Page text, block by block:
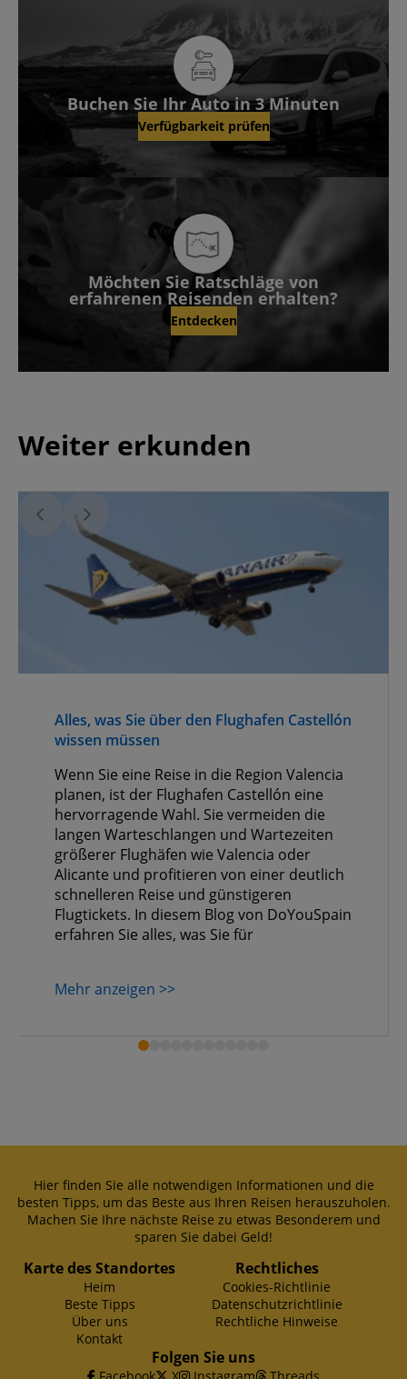
Buchen Sie Ihr Auto in 3 Minuten
Verfügbarkeit prüfen
Möchten Sie Ratschläge von
erfahrenen Reisenden erhalten?
Entdecken
Weiter erkunden
Alles, was Sie über den Flughafen Castellón
wissen müssen
Wenn Sie eine Reise in die Region Valencia
planen, ist der Flughafen Castellón eine
hervorragende Wahl. Sie vermeiden die
langen Warteschlangen und Wartezeiten
größerer Flughäfen wie Valencia oder
Alicante und profitieren von einer deutlich
schnelleren Reise und günstigeren
Flugtickets. In diesem Blog von DoYouSpain
erfahren Sie alles, was Sie für
Mehr anzeigen >>
Hier finden Sie alle notwendigen Informationen und die
besten Tipps, um das Beste aus Ihren Reisen herauszuholen.
Machen Sie Ihre nächste Reise zu etwas Besonderem und
sparen Sie dabei Geld!
Karte des Standortes
Heim
Beste Tipps
Über uns
Kontakt
Rechtliches
Cookies-Richtlinie
Datenschutzrichtlinie
Rechtliche Hinweise
Folgen Sie uns
Facebook X Instagram Threads